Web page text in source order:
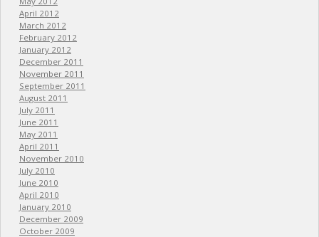
April 2012
March 2012
February 2012
January 2012
December 2011
November 2011
September 2011
August 2011
July 2011
June 2011
May 2011
April 2011
November 2010
July 2010
June 2010
April 2010
January 2010
December 2009
October 2009